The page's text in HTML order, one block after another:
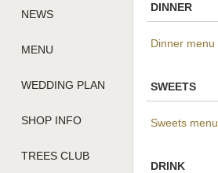
NEWS
MENU
WEDDING PLAN
SHOP INFO
TREES CLUB
DINNER
Dinner menu
SWEETS
Sweets menu
DRINK